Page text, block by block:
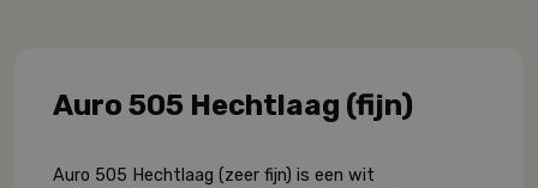
Auro 505 Hechtlaag (fijn)
Auro 505 Hechtlaag (zeer fijn) is een wit